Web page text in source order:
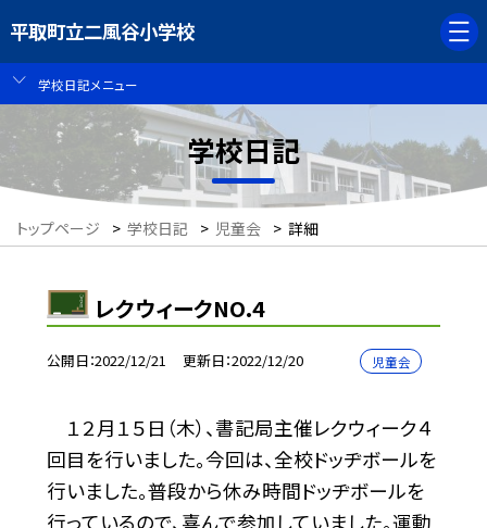
平取町立二風谷小学校
学校日記メニュー
学校日記
トップページ > 学校日記 > 児童会 > 詳細
レクウィークNO.4
公開日 2022/12/21 更新日 2022/12/20 児童会
１２月１５日（木）、書記局主催レクウィーク４
回目を行いました。今回は、全校ドッヂボールを
行いました。普段から休み時間ドッヂボールを
行っているので、喜んで参加していました。運動